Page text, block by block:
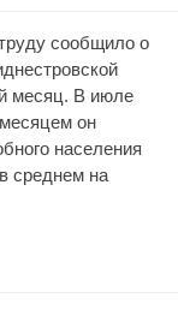
сообщило о
месяц. В июле
он
населения
среднем на